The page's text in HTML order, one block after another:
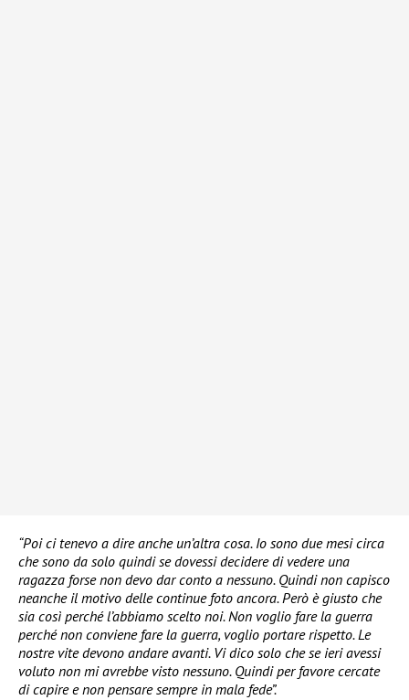
“Poi ci tenevo a dire anche un’altra cosa. Io sono due mesi circa
che sono da solo quindi se dovessi decidere di vedere una
ragazza forse non devo dar conto a nessuno. Quindi non capisco
neanche il motivo delle continue foto ancora. Però è giusto che
sia così perché l’abbiamo scelto noi. Non voglio fare la guerra
perché non conviene fare la guerra, voglio portare rispetto. Le
nostre vite devono andare avanti. Vi dico solo che se ieri avessi
voluto non mi avrebbe visto nessuno. Quindi per favore cercate
di capire e non pensare sempre in mala fede”.